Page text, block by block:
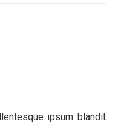
ipsum blandit